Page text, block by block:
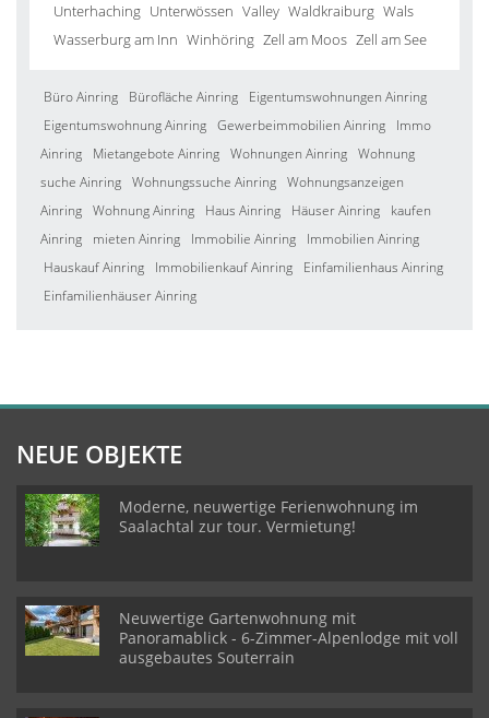
Unterhaching Unterwössen Valley Waldkraiburg Wals
Wasserburg am Inn Winhöring Zell am Moos Zell am See
Büro Ainring Bürofläche Ainring
Eigentumswohnungen Ainring
Eigentumswohnung Ainring Gewerbeimmobilien Ainring
Immo
Ainring
Mietangebote Ainring Wohnungen Ainring Wohnung
suche Ainring Wohnungssuche Ainring Wohnungsanzeigen
Ainring Wohnung Ainring Haus Ainring Häuser Ainring
kaufen
Ainring
mieten Ainring Immobilie Ainring
Immobilien Ainring
Hauskauf Ainring
Immobilienkauf Ainring
Einfamilienhaus Ainring
Einfamilienhäuser Ainring
NEUE OBJEKTE
Moderne, neuwertige Ferienwohnung im
Saalachtal zur tour. Vermietung!
Neuwertige Gartenwohnung mit
Panoramablick - 6-Zimmer-Alpenlodge mit voll
ausgebautes Souterrain